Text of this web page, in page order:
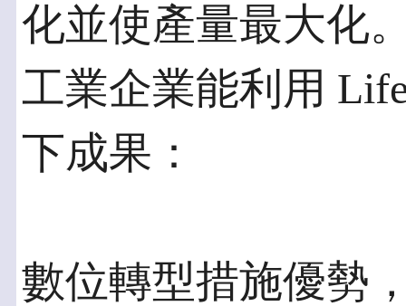
化並使產量最大化
工業企業能利用
下成果：
數位轉型措施優勢